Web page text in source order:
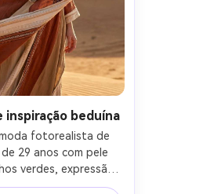
inspiração beduína
fotorealista de
29 anos com pele
verdes, expressão
de pé com a mão